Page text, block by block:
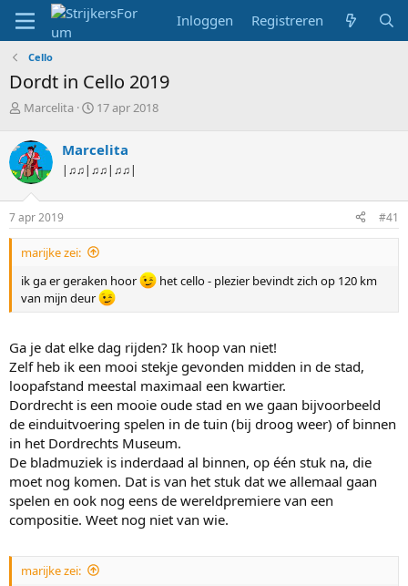
Inloggen Registreren
Cello
Dordt in Cello 2019
T
p
i
c
s
t
a
r
t
r
Marcelita
S
r
t
a
u
m
17 apr 2018
Marcelita
|♫♫|♫♫|♫♫|
7 apr 2019 #41
marijke zei:
ik ga er geraken hoor
het cello - plezier bevindt zich op 120 km
van mijn deur
Ga je dat elke dag rijden? Ik hoop van niet!
Zelf heb ik een mooi stekje gevonden midden in de stad,
loopafstand meestal maximaal een kwartier.
Dordrecht is een mooie oude stad en we gaan bijvoorbeeld
de einduitvoering spelen in de tuin (bij droog weer) of binnen
in het Dordrechts Museum.
De bladmuziek is inderdaad al binnen, op één stuk na, die
moet nog komen. Dat is van het stuk dat we allemaal gaan
spelen en ook nog eens de wereldpremiere van een
compositie. Weet nog niet van wie.
marijke zei: